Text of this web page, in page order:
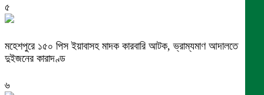
৫
মহেশপুরে ১৫০ পিস ইয়াবাসহ মাদক কারবারি আটক, ভ্রাম্যমাণ আদালতে
দুইজনের কারাদণ্ড
৬